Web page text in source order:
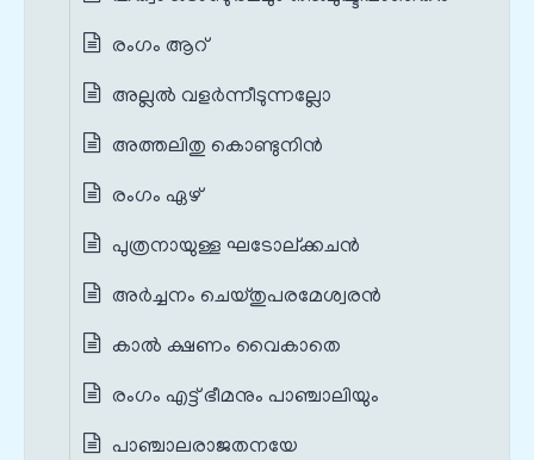
രംഗം ആറ്
അല്ലല്‍ വളര്‍ന്നീടുന്നല്ലോ
അത്തലിതു കൊണ്ടുനിൻ
രംഗം ഏഴ്
പുത്രനായുള്ള ഘടോല്ക്കചന്‍
അർച്ചനം ചെയ്തുപരമേശ്വരൻ
കാൽ ക്ഷണം വൈകാതെ
രംഗം എട്ട് ഭീമനും പാഞ്ചാലിയും
പാഞ്ചാലരാജതനയേ